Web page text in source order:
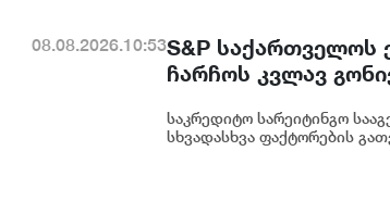
08.08.2026.10:53S&P საქართველოს
ჩარჩოს კვლავ
საკრედიტო სარეიტინგო
სხვადასხვა ფაქტორების